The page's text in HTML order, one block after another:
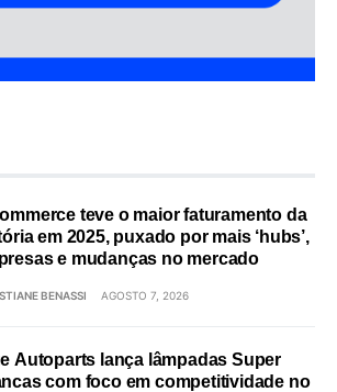
teve o maior faturamento da
em 2025, puxado por mais ‘hubs’,
e mudanças no mercado
BENASSI AGOSTO 7, 2026
Autoparts lança lâmpadas Super
com foco em competitividade no